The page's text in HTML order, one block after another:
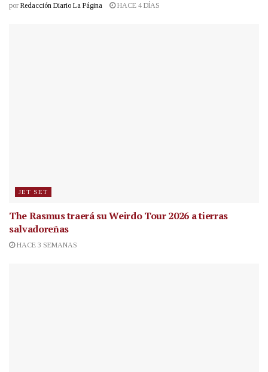
por Redacción Diario La Página HACE 4 DÍAS
JET SET
The Rasmus traerá su Weirdo Tour 2026 a tierras
salvadoreñas
HACE 3 SEMANAS